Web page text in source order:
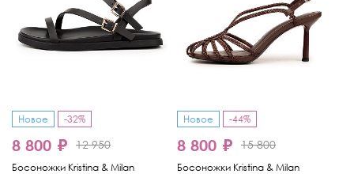
Новое -32%
8 800 ₽ 12 950
Босоножки Kristina & Milan
Новое -44%
8 800 ₽ 15 800
Босоножки Kristina & Milan